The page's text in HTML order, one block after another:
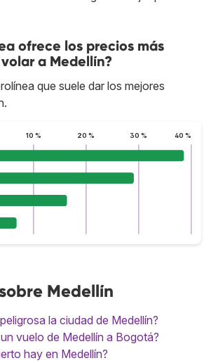
ofrece los precios más
a Medellín?
que suele dar los mejores
10 % 20 % 30 % 40 %
Medellín
la ciudad de Medellín?
vuelo de Medellín a Bogotá?
hay en Medellín?